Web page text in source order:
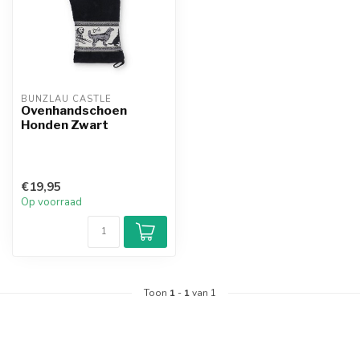
BUNZLAU CASTLE
Ovenhandschoen
Honden Zwart
€19,95
Op voorraad
Toon 1 - 1van 1